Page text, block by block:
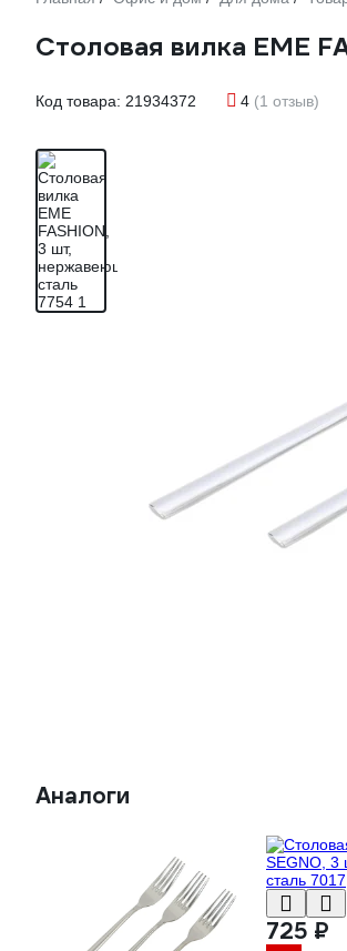
Столовая вилка EME
Код товара: 21934372 4 (1 отзыв)
Аналоги
725 ₽